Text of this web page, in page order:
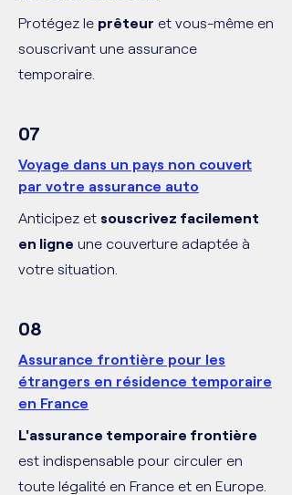
Protégez le prêteur et vous-même en
souscrivant une assurance
temporaire.
07
Voyage dans un pays non couvert
par votre assurance auto
Anticipez et souscrivez facilement
en ligne une couverture adaptée à
votre situation.
08
Assurance frontière pour les
étrangers en résidence temporaire
en France
L'assurance temporaire frontière
est indispensable pour circuler en
toute légalité en France et en Europe.